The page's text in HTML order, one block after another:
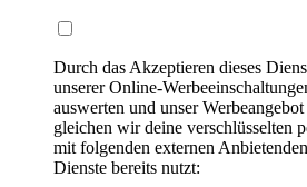
Durch das Akzeptieren dieses
unserer Online-
auswerten und unser
gleichen wir deine verschlüsselten
mit folgenden externen
Dienste bereits nutzt: